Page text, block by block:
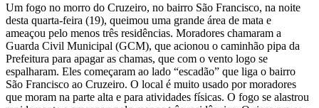
Um fogo no morro do Cruzeiro, no bairro São Francisco, na noite
desta quarta-feira (19), queimou uma grande área de mata e
ameaçou pelo menos três residências. Moradores chamaram a
Guarda Civil Municipal (GCM), que acionou o caminhão pipa da
Prefeitura para apagar as chamas, que com o vento logo se
espalharam. Eles começaram ao lado “escadão” que liga o bairro
São Francisco ao Cruzeiro. O local é muito usado por moradores
que moram na parte alta e para atividades físicas. O fogo se alastrou